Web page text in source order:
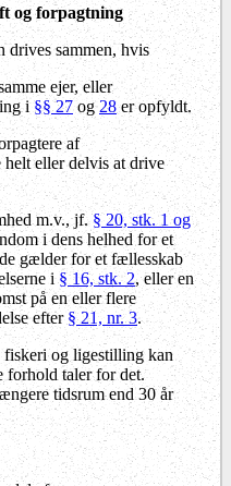
og forpagtning
drives sammen, hvis
ejer, eller
i §§ 27og28er opfyldt.
af
helt eller delvis at drive
m.v., jf.§ 20, stk. 1 og
i dens helhed for et
gælder for et fællesskab
i§ 16, stk. 2, eller en
på en eller flere
efter § 21, nr. 3.
og ligestilling kan
forhold taler for det.
tidsrum end 30 år